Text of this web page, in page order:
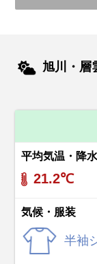
旭川・層
平均気温・降
21.2℃
気候・服装
半袖